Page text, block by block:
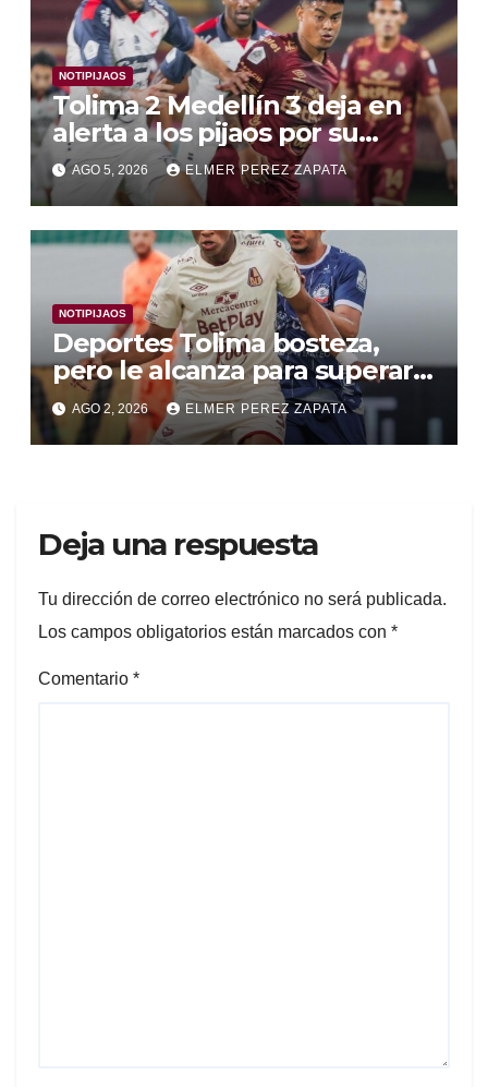
NOTIPIJAOS
Tolima 2 Medellín 3 deja en
alerta a los pijaos por su
fútbol irregular
AGO 5, 2026 ELMER PEREZ ZAPATA
NOTIPIJAOS
Deportes Tolima bosteza,
pero le alcanza para superar a
Alianza Valledupar 2 A 1
AGO 2, 2026 ELMER PEREZ ZAPATA
Deja una respuesta
Tu dirección de correo electrónico no será publicada.
Los campos obligatorios están marcados con *
Comentario *